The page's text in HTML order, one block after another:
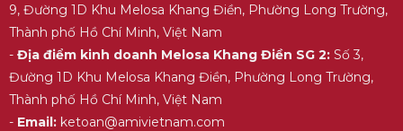
9, Đường 1D Khu Melosa Khang Điền, Phường Long Trường,
Thành phố Hồ Chí Minh, Việt Nam
- Địa điểm kinh doanh Melosa Khang Điền SG 2:Số 3,
Đường 1D Khu Melosa Khang Điền, Phường Long Trường,
Thành phố Hồ Chí Minh, Việt Nam
- Email:ketoan@amivietnam.com